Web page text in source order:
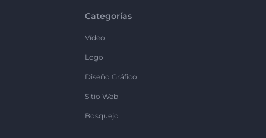
Categorías
Vídeo
Logo
Diseño Gráfico
Sitio Web
Bosquejo